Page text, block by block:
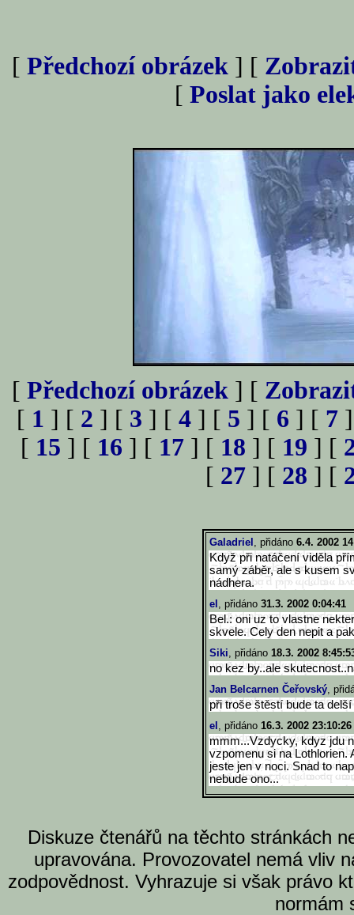
[ Předchozí obrázek ] [
[ Poslat jako
[ Předchozí obrázek ] [
[ 1 ] [ 2 ] [ 3 ] [ 4 ] [ 5 ] [ 6 ] [ 7
[ 15 ] [ 16 ] [ 17 ] [ 18 ] [ 19 ] [
[ 27 ] [ 28 ] [
Galadriel , přidáno 6.4. 2002
Když při natáčení viděla
samý záběr, ale s kusem
nádhera.
el , přidáno 31.3. 2002 0:04:41
Bel.: oni uz to vlastne
skvele. Cely den nepit a
Siki, přidáno 18.3. 2002
no kez by..ale
Jan Belcarnen Čeřovský,
při troše štěstí bude ta
el , přidáno 16.3. 2002 23:10:26
mmm...Vzdycky, kdyz jdu
vzpomenu si na Lothlorien.
jeste jen v noci. Snad to
nebude ono...
Diskuze čtenářů na těchto stránkách
upravována. Provozovatel nemá vliv
zodpovědnost. Vyhrazuje si však právo
normám